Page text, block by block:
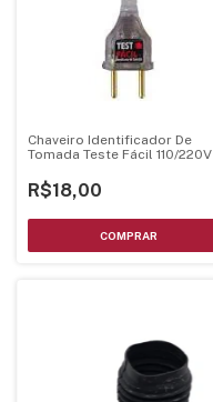
Chaveiro Identificador De
Tomada Teste Fácil 110/220V
R$18,00